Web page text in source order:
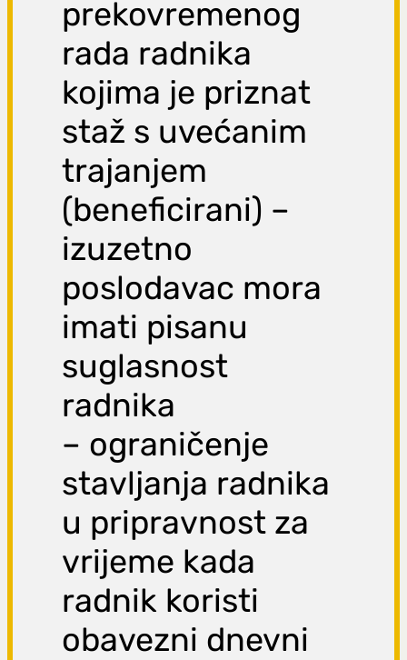
prekovremenog
rada radnika
kojima je priznat
staž s uvećanim
trajanjem
(beneficirani) –
izuzetno
poslodavac mora
imati pisanu
suglasnost
radnika
– ograničenje
stavljanja radnika
u pripravnost za
vrijeme kada
radnik koristi
obavezni dnevni